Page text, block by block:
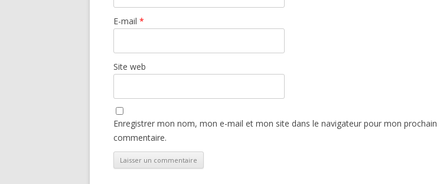
E-mail *
Site web
Enregistrer mon nom, mon e-mail et mon site dans le navigateur pour mon prochain
commentaire.